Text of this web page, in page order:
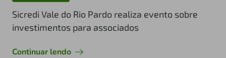
Sicredi Vale do Rio Pardo realiza evento sobre
investimentos para associados
Continuar lendo